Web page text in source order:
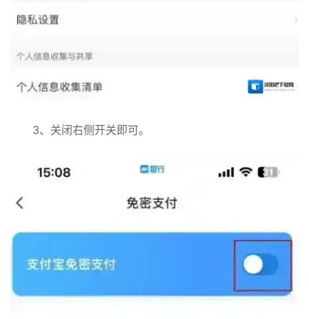
3、关闭右侧开关即可。